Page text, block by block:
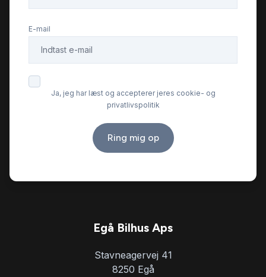
E-mail
Ja, jeg har læst og accepterer jeres cookie- og
privatlivspolitik
Ring mig op
Egå Bilhus Aps
Stavneagervej 41
8250 Egå